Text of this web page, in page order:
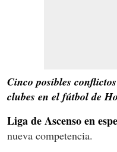
Cinco posibles
clubes en el fútbol de
Liga de Ascenso en
nueva competencia.